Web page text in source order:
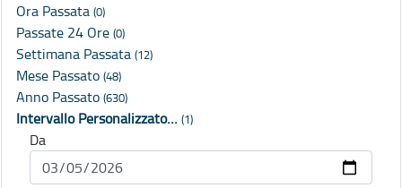
Ora Passata (0)
Passate 24 Ore (0)
Settimana Passata (12)
Mese Passato (48)
Anno Passato (630)
Intervallo Personalizzato… (1)
Da